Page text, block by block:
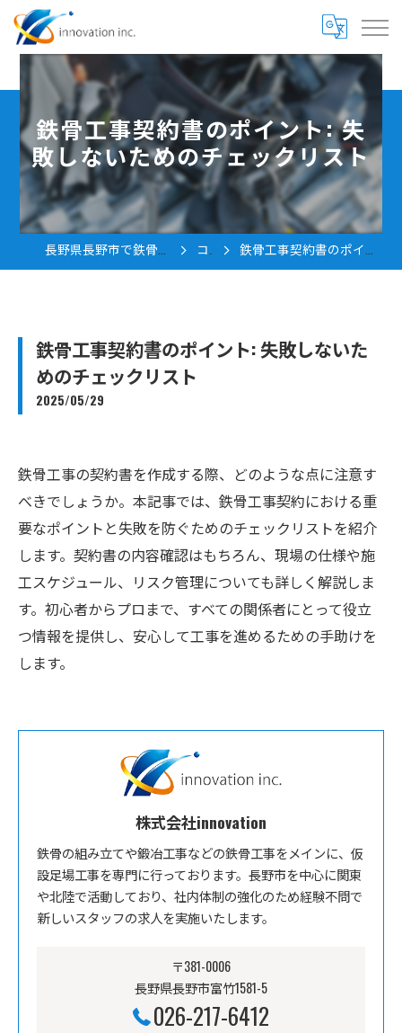
鉄骨工事契約書のポイント: 失
敗しないためのチェックリスト
長野県長野市で鉄骨工事の求人なら株式会社innovation コラム 鉄骨工事契約書のポイント: 失敗しないためのチェックリスト
鉄骨工事契約書のポイント: 失敗しないた
めのチェックリスト
2025/05/29
鉄骨工事の契約書を作成する際、どのような点に注意す
べきでしょうか。本記事では、鉄骨工事契約における重
要なポイントと失敗を防ぐためのチェックリストを紹介
します。契約書の内容確認はもちろん、現場の仕様や施
工スケジュール、リスク管理についても詳しく解説しま
す。初心者からプロまで、すべての関係者にとって役立
つ情報を提供し、安心して工事を進めるための手助けを
します。
株式会社innovation
鉄骨の組み立てや鍛冶工事などの鉄骨工事をメインに、仮
設足場工事を専門に行っております。長野市を中心に関東
や北陸で活動しており、社内体制の強化のため経験不問で
新しいスタッフの求人を実施いたします。
〒381-0006
長野県長野市富竹1581-5
026-217-6412